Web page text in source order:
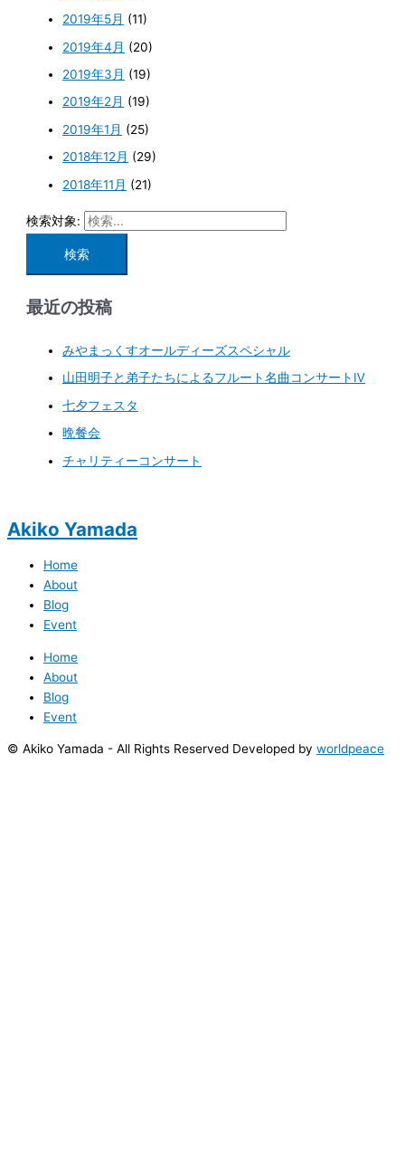
2019年5月 (11)
2019年4月 (20)
2019年3月 (19)
2019年2月 (19)
2019年1月 (25)
2018年12月 (29)
2018年11月 (21)
検索対象:
最近の投稿
みやまっくすオールディーズスペシャル
山田明子と弟子たちによるフルート名曲コンサートⅣ
七夕フェスタ
晩餐会
チャリティーコンサート
Akiko Yamada
Home
About
Blog
Event
Home
About
Blog
Event
© Akiko Yamada - All Rights Reserved Developed by worldpeace